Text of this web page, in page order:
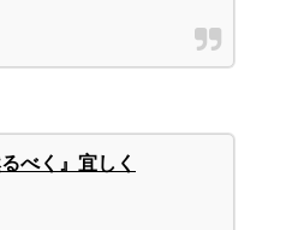
べく』宜しく